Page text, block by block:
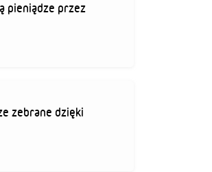
pieniądze przez
zebrane dzięki